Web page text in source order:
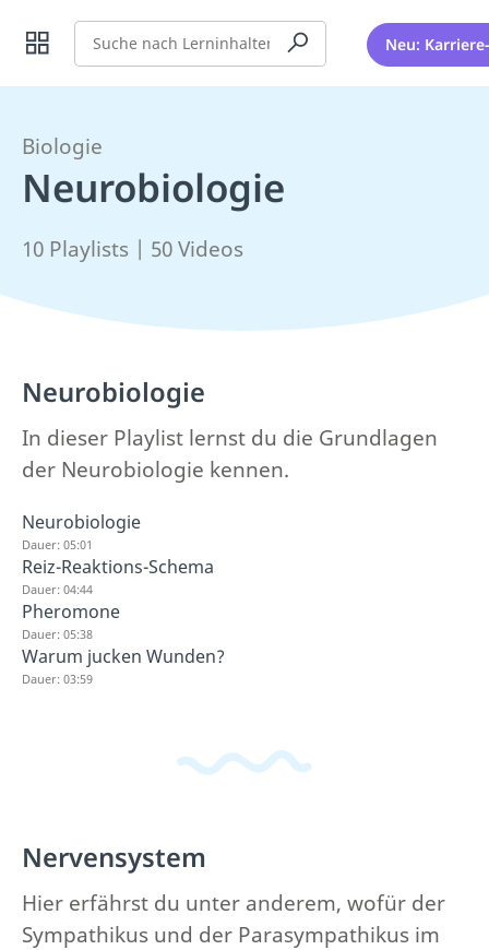
Suche Neu:
Biologie
Neurobiologie
10 Playlists | 50 Videos
Neurobiologie
In dieser Playlist lernst du die Grundlagen
der Neurobiologie kennen.
Neurobiologie
Dauer: 05:01
Reiz-Reaktions-Schema
Dauer: 04:44
Pheromone
Dauer: 05:38
Warum jucken Wunden?
Dauer: 03:59
Nervensystem
Hier erfährst du unter anderem, wofür der
Sympathikus und der Parasympathikus im